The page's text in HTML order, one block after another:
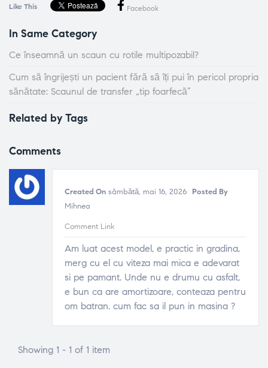
Like This Facebook
In Same Category
Ce înseamnă un scaun cu rotile multipozabil?
Cum să îngrijești un pacient fără să îți pui în pericol propria
sănătate: Scaunul de transfer „tip foarfecă”
Related by Tags
Comments
Created On sâmbătă, mai 16, 2026
Posted By
Mihnea
Comment Link
Am luat acest model, e practic in gradina,
merg cu el cu viteza mai mica e adevarat
si pe pamant. Unde nu e drumu cu asfalt,
e bun ca are amortizoare, conteaza pentru
om batran. cum fac sa il pun in masina ?
Showing 1 - 1 of 1 item